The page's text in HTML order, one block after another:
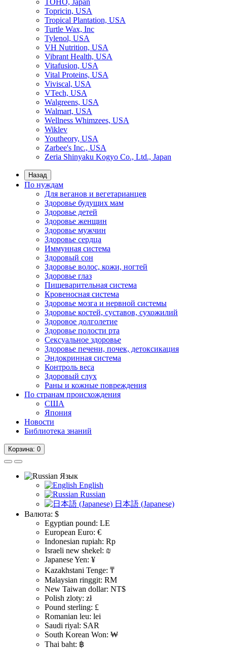
TOHO, Japan
Topricin, USA
Tropical Plantation, USA
Turtle Wax, Inc
Tylenol, USA
VH Nutrition, USA
Vibrant Health, USA
Vitafusion, USA
Vital Proteins, USA
Viviscal, USA
VTech, USA
Walgreens, USA
Walmart, USA
Wellness Whimzees, USA
Wiklev
Youtheory, USA
Zarbee's Inc., USA
Zeria Shinyaku Kogyo Co., Ltd., Japan
Назад
По нуждам
Для веганов и вегетарианцев
Здоровье будущих мам
Здоровье детей
Здоровье женщин
Здоровье мужчин
Здоровье сердца
Иммунная система
Здоровый сон
Здоровье волос, кожи, ногтей
Здоровье глаз
Пищеварительная система
Кровеносная система
Здоровье мозга и нервной системы
Здоровье костей, суставов, сухожилий
Здоровое долголетие
Здоровье полости рта
Сексуальное здоровье
Здоровье печени, почек, детоксикация
Эндокринная система
Контроль веса
Здоровый слух
Раны и кожные повреждения
По странам происхождения
США
Япония
Новости
Библиотека знаний
Корзина: 0
Язык
English
Russian
日本語 (Japanese)
Валюта: $
Egyptian pound: LE
European Euro: €
Indonesian rupiah: Rp
Israeli new shekel: ₪
Japanese Yen: ¥
Kazakhstani Tenge: ₸
Malaysian ringgit: RM
New Taiwan dollar: NT$
Polish zloty: zł
Pound sterling: £
Romanian leu: lei
Saudi riyal: SAR
South Korean Won: ₩
Thai baht: ฿